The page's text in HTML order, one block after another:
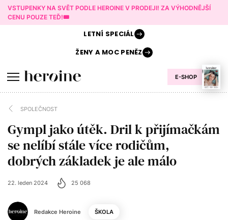
VSTUPENKY NA SVĚT PODLE HEROINE V PRODEJI! ZA VÝHODNĚJŠÍ
CENU POUZE TEĎ!🎟️
E-SHOP
LETNÍ SPECIÁL
ŽENY AMOC PENĚZ
SPOLEČNOST
Gympl jako útěk. Dril k přijímačkám
se nelíbí stále více rodičům,
dobrých základek je ale málo
Redakce Heroine
22. leden 2024 25 068
ŠKOLA